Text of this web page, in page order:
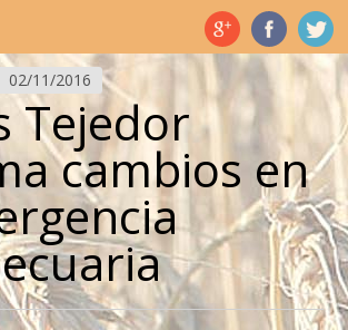
02/11/2016
Tejedor
cambios en